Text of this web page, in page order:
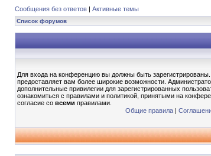
Сообщения без ответов | Активные темы
Список форумов
Для входа на конференцию вы должны быть
предоставляет вам более широкие возможности.
дополнительные привилегии для зарегистрированных
ознакомиться с правилами и политикой, принятыми на
согласие со всеми правилами.
Общие правила|